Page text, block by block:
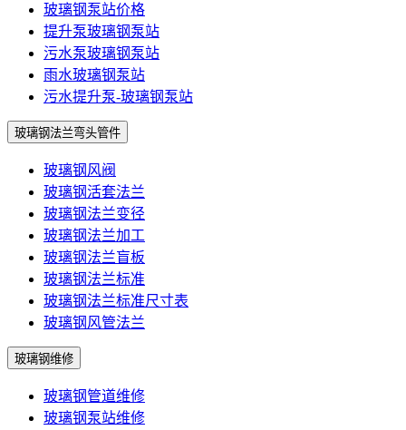
玻璃钢泵站价格
提升泵玻璃钢泵站
污水泵玻璃钢泵站
雨水玻璃钢泵站
污水提升泵-玻璃钢泵站
玻璃钢法兰弯头管件
玻璃钢风阀
玻璃钢活套法兰
玻璃钢法兰变径
玻璃钢法兰加工
玻璃钢法兰盲板
玻璃钢法兰标准
玻璃钢法兰标准尺寸表
玻璃钢风管法兰
玻璃钢维修
玻璃钢管道维修
玻璃钢泵站维修